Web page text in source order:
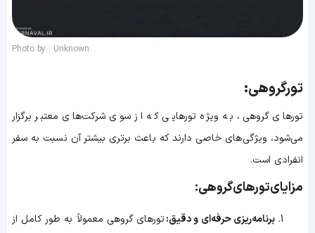
Photo by : Unknown
تور‌گروهی:
تورهای گروهی، به ویژه تورهایی که از سوی شرکت‌های معتبر برگزار
می‌شود، ویژگی‌های خاصی دارند که باعث برتری بیشتر آن نسبت به سفر
انفرادی است.
مزایایتورهایگروهی:
برنامه‌ریزی حرفه‌ای و دقیق:تورهای گروهی معمولاً به طور کامل از